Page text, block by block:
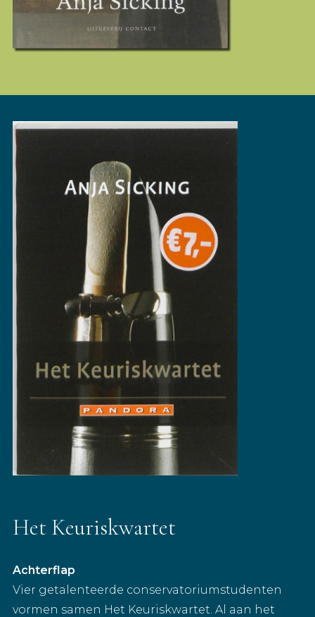
Het Keuriskwartet
Achterflap
Vier getalenteerde conservatoriumstudenten
vormen samen Het Keuriskwartet. Al aan het